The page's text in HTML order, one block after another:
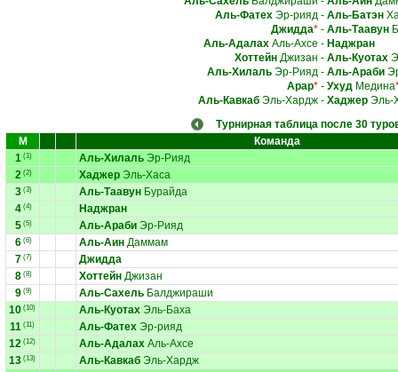
Аль-ФатехЭр-рияд- Аль-Батэн
Джидда*- Аль-Таавун
Аль-АдалахАль-Ахсе - Наджран
ХоттейнДжизан - Аль-Куотах
Аль-ХилальЭр-Рияд- Аль-Араби
Арар*- УхудМедина
Аль-КавкабЭль-Хардж- ХаджерЭль-
Турнирная таблица после 30
М
Команда
1 (1) Аль-Хилаль Эр-Рияд
2 (2) Хаджер Эль-Хаса
3 (3) Аль-Таавун Бурайда
4 (4)
Наджран
5 (5) Аль-Араби Эр-Рияд
6 (6) Аль-Аин Даммам
7 (7)
Джидда
8 (8) Хоттейн Джизан
9 (9) Аль-Сахель Балджираши
10 (10) Аль-Куотах Эль-Баха
11 (11) Аль-Фатех Эр-рияд
12 (12) Аль-Адалах Аль-Ахсе
13 (13) Аль-Кавкаб Эль-Хардж